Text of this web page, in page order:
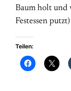
Baum holt und
Festessen
Teilen: